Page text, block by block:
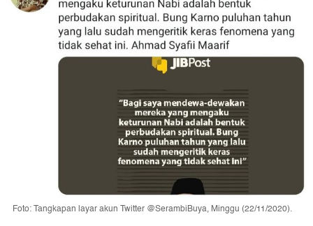
Foto: Tangkapan layar akun Twitter @SerambiBuya, Minggu (22/11/2020).